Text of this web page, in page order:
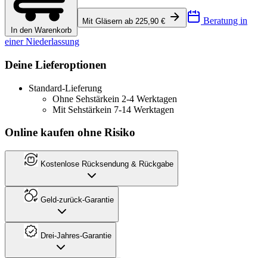
In den Warenkorb
Mit Gläsern ab 225,90 € Beratung in
einer Niederlassung
Deine Lieferoptionen
Standard-Lieferung
Ohne Sehstärkein 2-4 Werktagen
Mit Sehstärkein 7-14 Werktagen
Online kaufen ohne Risiko
Kostenlose Rücksendung & Rückgabe
Geld-zurück-Garantie
Drei-Jahres-Garantie